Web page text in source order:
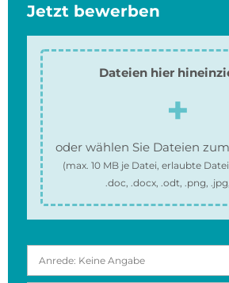
Jetzt bewerben
Dateien hier
oder wählen Sie Dateien
(max. 10 MBje Datei, erlaubte
.doc, .docx, .odt, .png,